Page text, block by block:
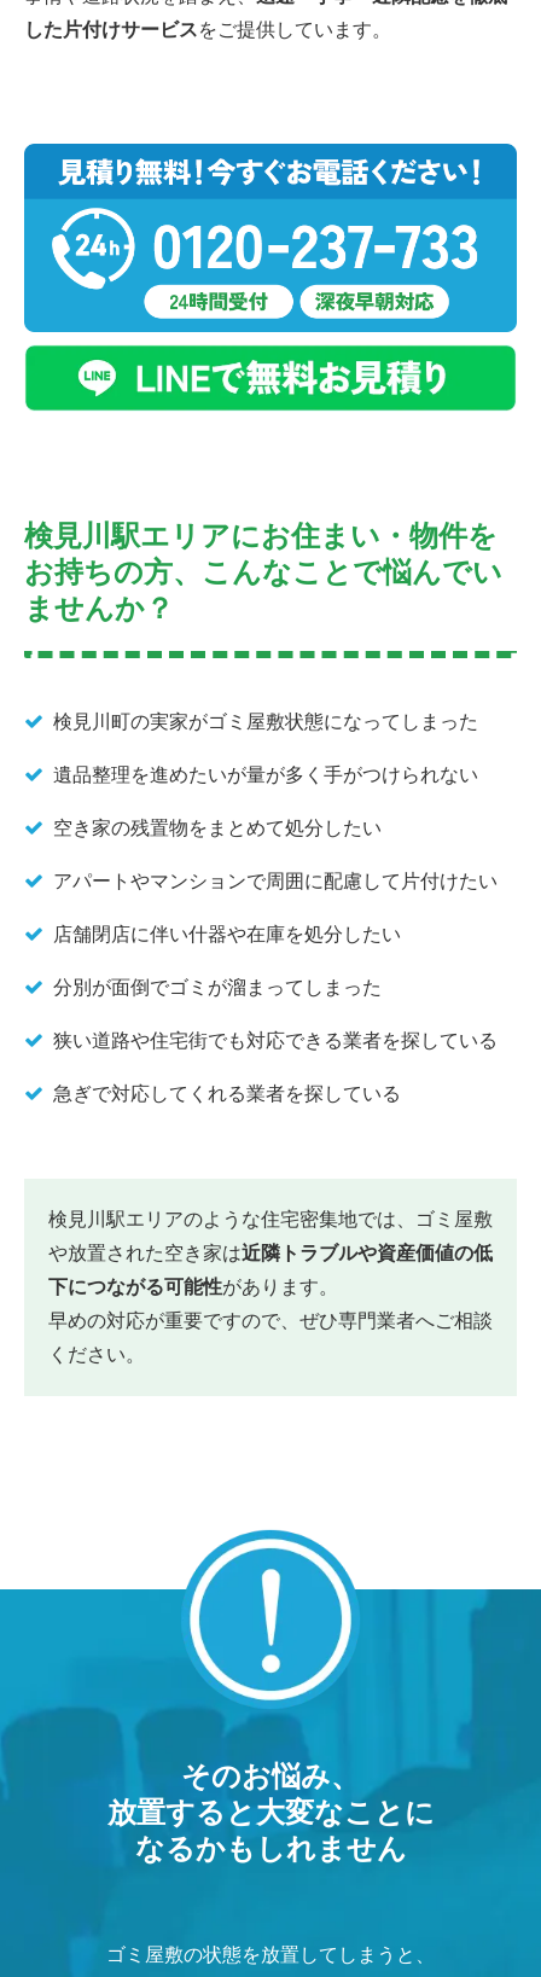
した片付けサービスをご提供しています。
検見川駅エリアにお住まい・物件を
お持ちの方、こんなことで悩んでい
ませんか？
検見川町の実家がゴミ屋敷状態になってしまった
遺品整理を進めたいが量が多く手がつけられない
空き家の残置物をまとめて処分したい
アパートやマンションで周囲に配慮して片付けたい
店舗閉店に伴い什器や在庫を処分したい
分別が面倒でゴミが溜まってしまった
狭い道路や住宅街でも対応できる業者を探している
急ぎで対応してくれる業者を探している
検見川駅エリアのような住宅密集地では、ゴミ屋敷
や放置された空き家は近隣トラブルや資産価値の低
下につながる可能性があります。
早めの対応が重要ですので、ぜひ専門業者へご相談
ください。
そのお悩み、
放置すると大変なことに
なるかもしれません
ゴミ屋敷の状態を放置してしまうと、